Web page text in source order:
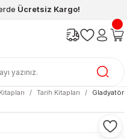
Ücretsiz Kargo!
Tarih Kitapları